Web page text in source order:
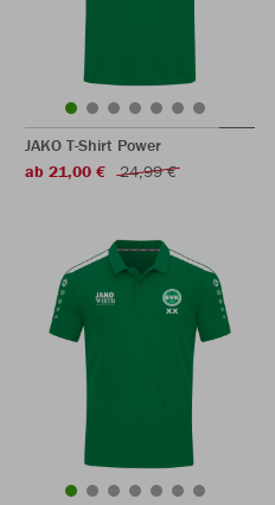
JAKO T-Shirt Power
ab 21,00 €
24,99 €